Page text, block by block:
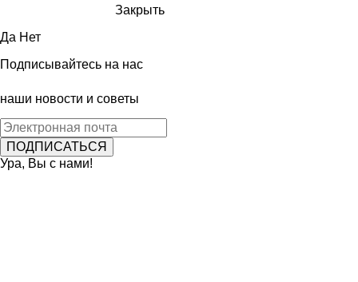
Закрыть
Да Нет
Подписывайтесь на нас
наши новости и советы
Ура, Вы с нами!